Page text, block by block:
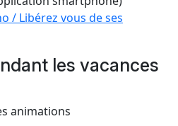
/ Libérez vous de ses
les vacances
animations